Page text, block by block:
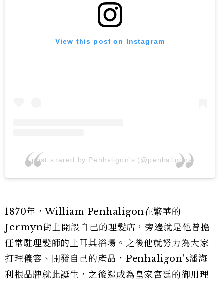
View this post on Instagram
A post shared by Penhaligon's (@penhaligons)
1870年，William Penhaligon在繁華的
Jermyn街上開設自己的理髮店，旁邊就是他曾擔
任常駐理髮師的土耳其浴場。之後他就努力為大家
打理儀容、開發自己的產品，Penhaligon's潘海
利根品牌就此誕生，之後還成為皇家宮廷的御用理